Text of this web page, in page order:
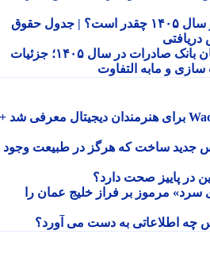
افزایش حقوق معلمان در سال ۱۴۰۵ چقدر است؟ | جدول حقوق
افزایش حقوق بازنشستگان بانک صادرات در سال ۱۴۰۵؛ جزئیات
و مابه التفاوت
تبلت Wacom MovinkPad 11 برای هنرمندان دیجیتال معرفی شد +
ویروس جدید ساخت که هرگز در طبیعت وجود
پاییز صحت دارد؟
مرموز بر فراز خلیج عمان را
اطلاعاتی به دست می آورد؟